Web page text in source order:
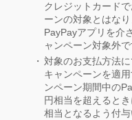
クレジットカード
ーンの対象とはな
PayPayアプリを介
ャンペーン対象外で
対象のお支払方法
キャンペーンを適
ンペーン期間中の
円相当を超えると
相当となるよう付